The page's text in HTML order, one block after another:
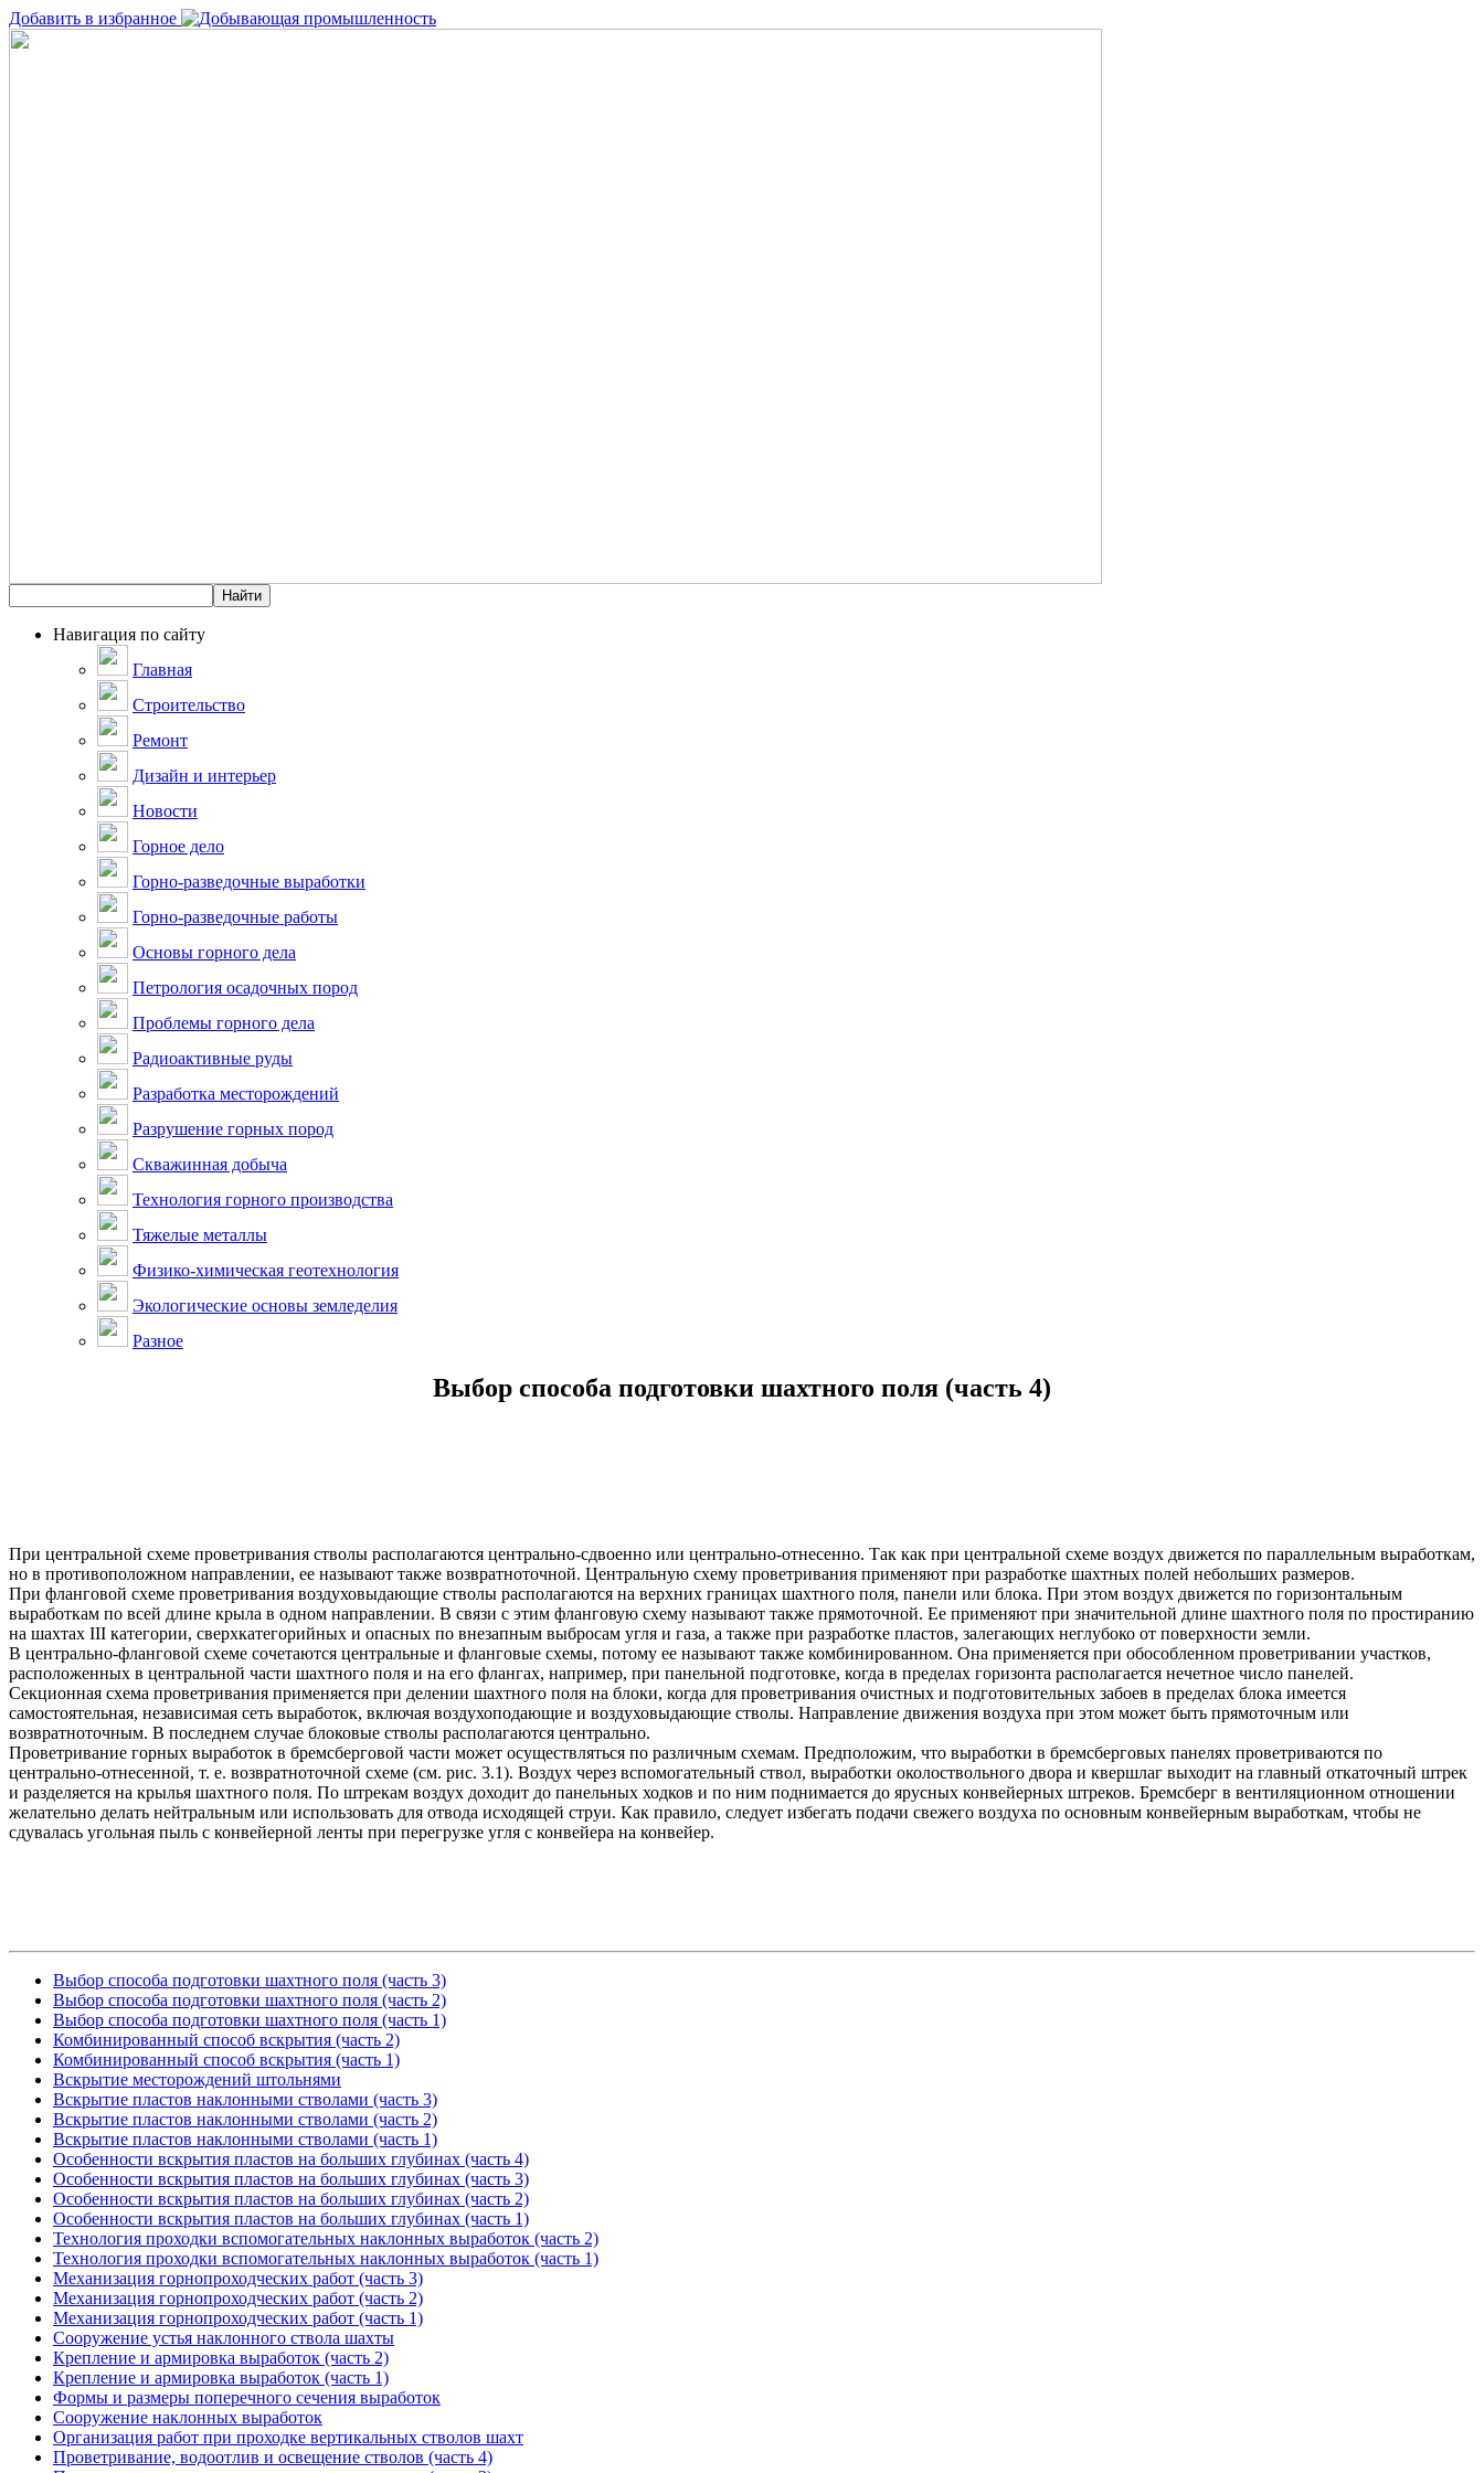
Добавить в избранное
Навигация по сайту
Главная
Строительство
Ремонт
Дизайн и интерьер
Новости
Горное дело
Горно-разведочные выработки
Горно-разведочные работы
Основы горного дела
Петрология осадочных пород
Проблемы горного дела
Радиоактивные руды
Разработка месторождений
Разрушение горных пород
Скважинная добыча
Технология горного производства
Тяжелые металлы
Физико-химическая геотехнология
Экологические основы земледелия
Разное
Выбор способа подготовки шахтного поля (часть 4)
При центральной схеме проветривания стволы располагаются центрально-сдвоенно или центрально-отнесенно. Так как при центральной схеме воздух движется по параллельным выработкам,
но в противоположном направлении, ее называют также возвратноточной. Центральную схему проветривания применяют при разработке шахтных полей небольших размеров.
При фланговой схеме проветривания воздуховыдающие стволы располагаются на верхних границах шахтного поля, панели или блока. При этом воздух движется по горизонтальным
выработкам по всей длине крыла в одном направлении. В связи с этим фланговую схему называют также прямоточной. Ее применяют при значительной длине шахтного поля по простиранию
на шахтах III категории, сверхкатегорийных и опасных по внезапным выбросам угля и газа, а также при разработке пластов, залегающих неглубоко от поверхности земли.
В центрально-фланговой схеме сочетаются центральные и фланговые схемы, потому ее называют также комбинированном. Она применяется при обособленном проветривании участков,
расположенных в центральной части шахтного поля и на его флангах, например, при панельной подготовке, когда в пределах горизонта располагается нечетное число панелей.
Секционная схема проветривания применяется при делении шахтного поля на блоки, когда для проветривания очистных и подготовительных забоев в пределах блока имеется
самостоятельная, независимая сеть выработок, включая воздухоподающие и воздуховыдающие стволы. Направление движения воздуха при этом может быть прямоточным или
возвратноточным. В последнем случае блоковые стволы располагаются центрально.
Проветривание горных выработок в бремсберговой части может осуществляться по различным схемам. Предположим, что выработки в бремсберговых панелях проветриваются по
центрально-отнесенной, т. е. возвратноточной схеме (см. рис. 3.1). Воздух через вспомогательный ствол, выработки околоствольного двора и квершлаг выходит на главный откаточный штрек
и разделяется на крылья шахтного поля. По штрекам воздух доходит до панельных ходков и по ним поднимается до ярусных конвейерных штреков. Бремсберг в вентиляционном отношении
желательно делать нейтральным или использовать для отвода исходящей струи. Как правило, следует избегать подачи свежего воздуха по основным конвейерным выработкам, чтобы не
сдувалась угольная пыль с конвейерной ленты при перегрузке угля с конвейера на конвейер.
Выбор способа подготовки шахтного поля (часть 3)
Выбор способа подготовки шахтного поля (часть 2)
Выбор способа подготовки шахтного поля (часть 1)
Комбинированный способ вскрытия (часть 2)
Комбинированный способ вскрытия (часть 1)
Вскрытие месторождений штольнями
Вскрытие пластов наклонными стволами (часть 3)
Вскрытие пластов наклонными стволами (часть 2)
Вскрытие пластов наклонными стволами (часть 1)
Особенности вскрытия пластов на больших глубинах (часть 4)
Особенности вскрытия пластов на больших глубинах (часть 3)
Особенности вскрытия пластов на больших глубинах (часть 2)
Особенности вскрытия пластов на больших глубинах (часть 1)
Технология проходки вспомогательных наклонных выработок (часть 2)
Технология проходки вспомогательных наклонных выработок (часть 1)
Механизация горнопроходческих работ (часть 3)
Механизация горнопроходческих работ (часть 2)
Механизация горнопроходческих работ (часть 1)
Сооружение устья наклонного ствола шахты
Крепление и армировка выработок (часть 2)
Крепление и армировка выработок (часть 1)
Формы и размеры поперечного сечения выработок
Сооружение наклонных выработок
Организация работ при проходке вертикальных стволов шахт
Проветривание, водоотлив и освещение стволов (часть 4)